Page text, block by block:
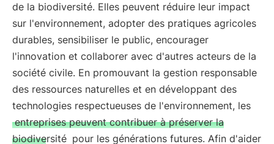
de la biodiversité. Elles peuvent réduire leur impact
sur l'environnement, adopter des pratiques agricoles
durables, sensibiliser le public, encourager
l'innovation et collaborer avec d'autres acteurs de la
société civile. En promouvant la gestion responsable
des ressources naturelles et en développant des
technologies respectueuses de l'environnement, les
entreprises peuvent contribuer à préserver la
biodiversité pour les générations futures. Afin d'aider